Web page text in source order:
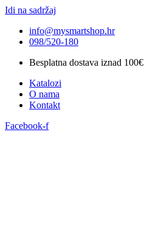
Idi na sadržaj
info@mysmartshop.hr
098/520-180
Besplatna dostava iznad 100€
Katalozi
O nama
Kontakt
Facebook-f